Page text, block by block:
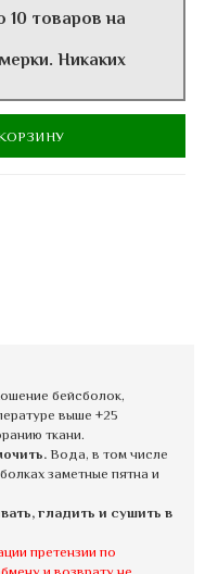
товаров на
Никаких
бейсболок,
выше +25
ткани.
Вода, в том числе
заметные пятна и
гладить и сушить в
претензии по